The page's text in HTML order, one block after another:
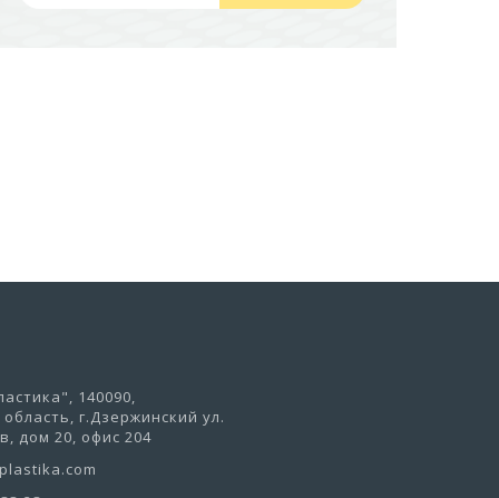
140090,
г.Дзержинский ул.
дом 20, офис 204